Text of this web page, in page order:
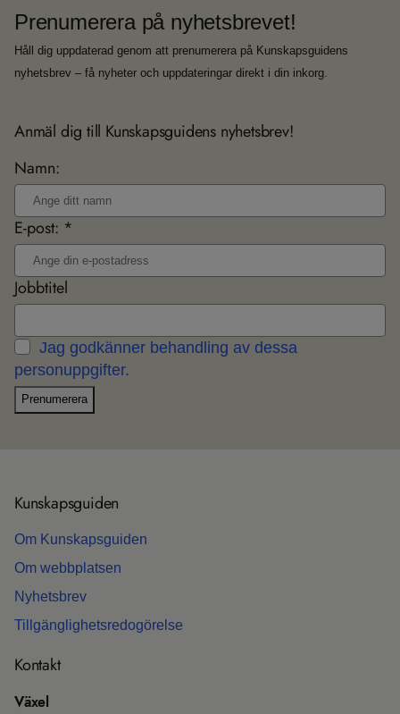
Prenumerera på nyhetsbrevet!
Håll dig uppdaterad genom att prenumerera på Kunskapsguidens
nyhetsbrev – få nyheter och uppdateringar direkt i din inkorg.
Anmäl dig till Kunskapsguidens nyhetsbrev!
Namn:
E-post: *
Jobbtitel
Jag godkänner behandling av dessa
personuppgifter.
Prenumerera
Kun­skaps­gui­den
Om Kun­skaps­gui­den
Om webb­plat­sen
Nyhets­b­rev
Till­gäng­lig­hets­re­do­gö­relse
Kon­takt
Växel